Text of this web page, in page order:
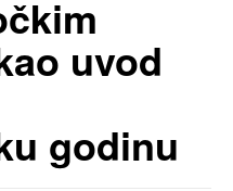
uvod
godinu